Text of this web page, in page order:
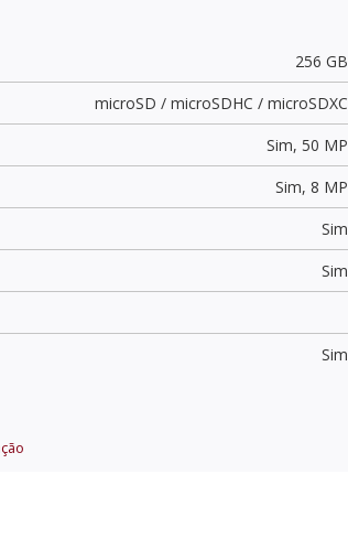
256 GB
microSD / microSDHC / microSDXC
Sim, 50 MP
Sim, 8 MP
Sim
Sim
Sim